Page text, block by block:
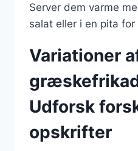
Server dem varme
salat eller i en pita
Variationer
Udforsk
opskrifter